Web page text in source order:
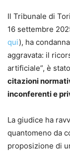
proprietà
varie testate
Il Tribunale di
16 settembre
qui), ha
aggravata: il
artificiale”, è
citazioni
inconferenti e
La giudice ha
quantomeno da
proposizione di